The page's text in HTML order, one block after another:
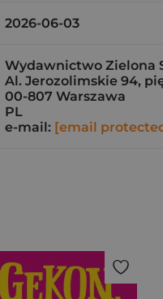
2026-06-03
Wydawnictwo Zielona
Al. Jerozolimskie 94,
00-807 Warszawa
PL
e-mail: [email